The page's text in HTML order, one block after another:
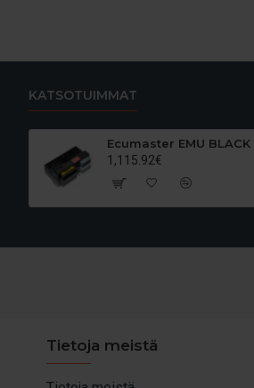
KATSOTUIMMAT
1,115.92€
Tietoja meistä